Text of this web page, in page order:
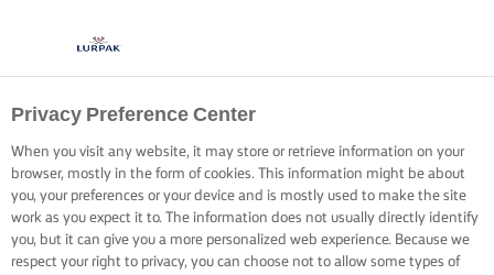
Privacy Preference Center
When you visit any website, it may store or retrieve information on your
browser, mostly in the form of cookies. This information might be about
you, your preferences or your device and is mostly used to make the site
work as you expect it to. The information does not usually directly identify
you, but it can give you a more personalized web experience. Because we
respect your right to privacy, you can choose not to allow some types of